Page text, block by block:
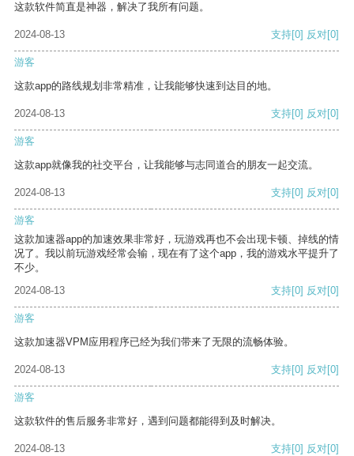
这款软件简直是神器，解决了我所有问题。
2024-08-13 支持[0] 反对[0]
游客
这款app的路线规划非常精准，让我能够快速到达目的地。
2024-08-13 支持[0] 反对[0]
游客
这款app就像我的社交平台，让我能够与志同道合的朋友一起交流。
2024-08-13 支持[0] 反对[0]
游客
这款加速器app的加速效果非常好，玩游戏再也不会出现卡顿、掉线的情
况了。我以前玩游戏经常会输，现在有了这个app，我的游戏水平提升了
不少。
2024-08-13
支持[0] 反对[0]
游客
这款加速器VPM应用程序已经为我们带来了无限的流畅体验。
2024-08-13 支持[0] 反对[0]
游客
这款软件的售后服务非常好，遇到问题都能得到及时解决。
2024-08-13 支持[0] 反对[0]